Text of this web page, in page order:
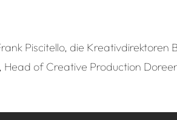
Piscitello, die Kreativdirektoren
of Creative Production